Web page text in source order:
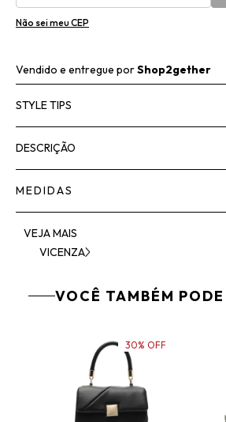
Não sei meu CEP
Vendido e entregue porShop2gether
STYLE TIPS
DESCRIÇÃO
MEDIDAS
VEJA MAIS
VICENZA
VOCÊ TAMBÉM
30% OFF